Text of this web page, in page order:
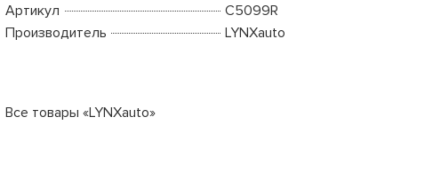
Артикул
C5099R
Производитель
LYNXauto
Все товары «LYNXauto»